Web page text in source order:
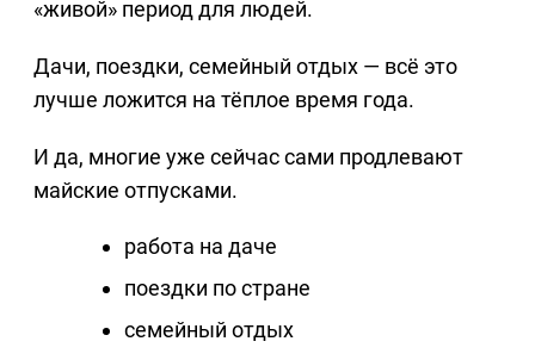
«живой» период для людей.
Дачи, поездки, семейный отдых — всё это
лучше ложится на тёплое время года.
И да, многие уже сейчас сами продлевают
майские отпусками.
работа на даче
поездки по стране
семейный отдых